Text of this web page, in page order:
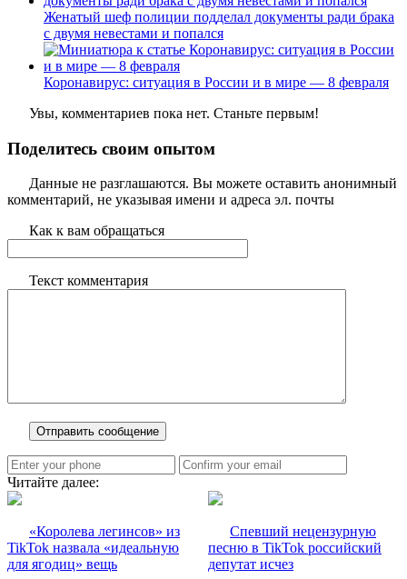
Женатый шеф полиции подделал документы ради брака
с двумя невестами и попался
Коронавирус: ситуация в России и в мире — 8 февраля
Увы, комментариев пока нет. Станьте первым!
Поделитесь своим опытом
Данные не разглашаются. Вы можете оставить анонимный
комментарий, не указывая имени и адреса эл. почты
Как к вам обращаться
Текст комментария
Читайте далее:
«Королева легинсов» из
TikTok назвала «идеальную
для ягодиц» вещь
Спевший нецензурную
песню в TikTok российский
депутат исчез